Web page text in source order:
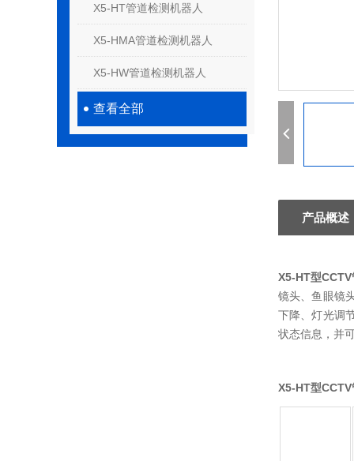
X5-HT管道检测机器人
X5-HMA管道检测机器人
X5-HW管道检测机器人
查看全部
产品概述
X5-HT型
镜头、鱼眼镜
下降、灯光调
状态信息，并
X5-HT型